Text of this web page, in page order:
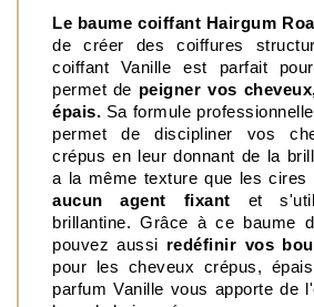
Le baume coiffant Hairgum
de créer des coiffures
coiffant Vanille est parfait
permet de peigner vos
épais. Sa formule
permet de discipliner vos
crépus en leur donnant de la
aucun agent fixant et
brillantine. Grâce à ce baume
pouvez aussi redéfinir vos
pour les cheveux crépus,
parfum Vanille vous apporte de